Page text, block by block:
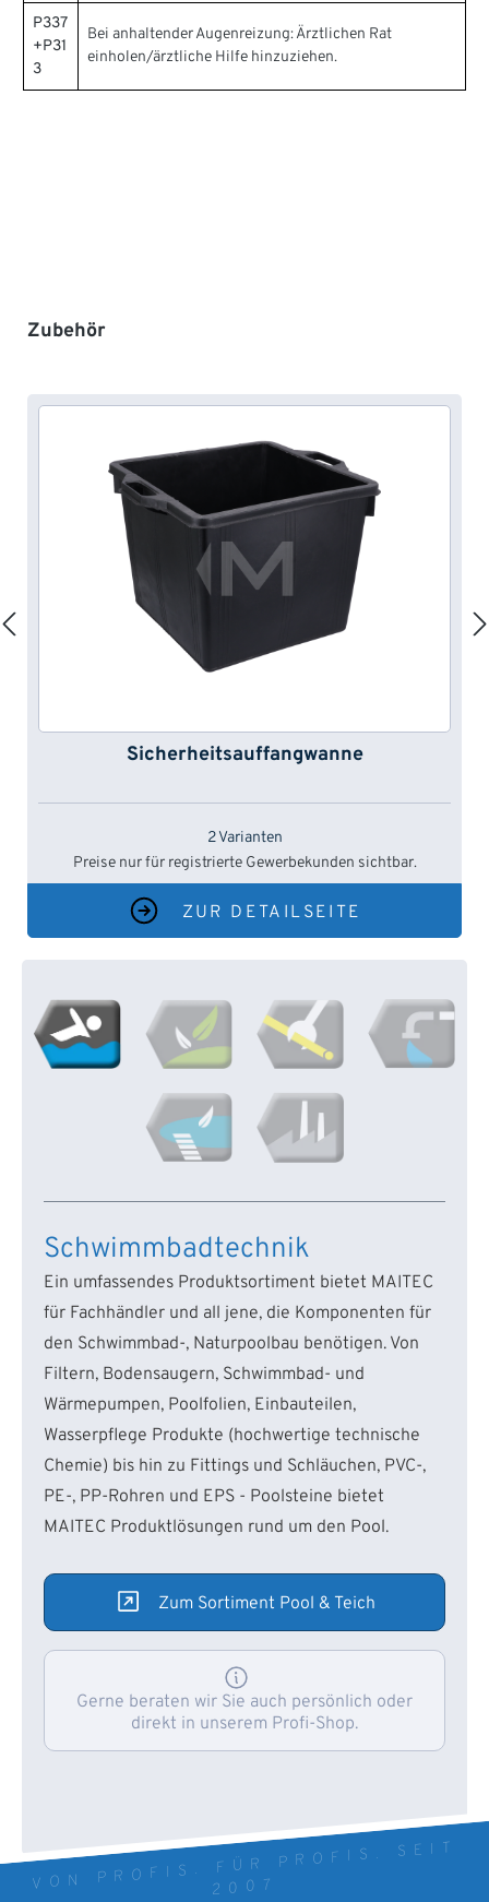
P337
+P31
3
Bei anhaltender Augenreizung: Ärztlichen Rat
einholen/ärztliche Hilfe hinzuziehen.
Produktgalerie überspringen
Zubehör
Sicherheitsauffangwanne
2 Varianten
Preise nur für registrierte Gewerbekunden sichtbar.
ZUR DETAILSEITE
Schwimmbadtechnik
Ein umfassendes Produktsortiment bietet MAITEC
für Fachhändler und all jene, die Komponenten für
den Schwimmbad-, Naturpoolbau benötigen. Von
Filtern, Bodensaugern, Schwimmbad- und
Wärmepumpen, Poolfolien, Einbauteilen,
Wasserpflege Produkte (hochwertige technische
Chemie) bis hin zu Fittings und Schläuchen, PVC-,
PE-, PP-Rohren und EPS - Poolsteine bietet
MAITEC Produktlösungen rund um den Pool.
Zum Sortiment Pool & Teich
Gerne beraten wir Sie auch persönlich oder
direkt in unserem Profi-Shop.
VON PROFIS. FÜR PROFIS. SEIT
2007